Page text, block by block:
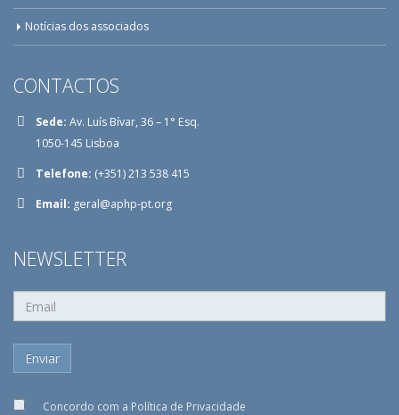
Notícias dos associados
CONTACTOS
Sede: Av. Luís Bívar, 36 – 1° Esq.
1050-145 Lisboa
Telefone: (+351) 213 538 415
Email: geral@aphp-pt.org
NEWSLETTER
Concordo com a Política de Privacidade